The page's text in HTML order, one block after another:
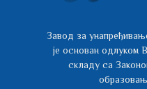
Завод за
је основан одлуком
складу са